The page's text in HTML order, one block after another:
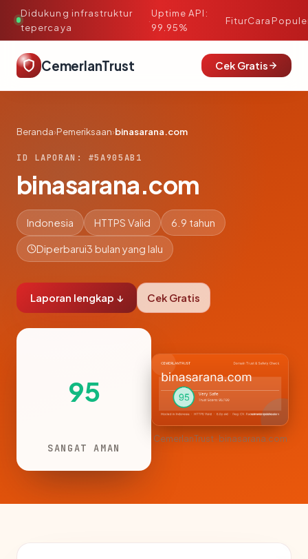
Didukung infrastruktur
tepercaya
·
Uptime API:
99.95%
FiturCara
CemerlanTrust Cek Gratis
Beranda›Pemeriksaan›binasarana.com
ID LAPORAN: #5A905AB1
binasarana.com
Indonesia HTTPS Valid 6.9 tahun
Diperbarui3 bulan yang lalu
Laporan lengkap ↓ Cek Gratis
95
SANGAT AMAN
CemerlanTrust · binasarana.com